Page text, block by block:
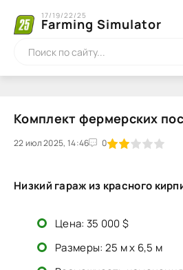
Farming Simulator
17/19/22/25
Комплект фермерских
22 июл 2025, 14:46 0
1 2 3 4 5
Низкий гараж из красного
Цена: 35 000 $
Размеры: 25 м x 6,5 м